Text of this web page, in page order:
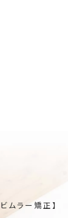
ムラー矯正】